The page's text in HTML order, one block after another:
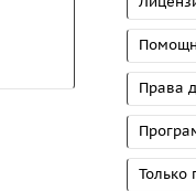
Права
Только